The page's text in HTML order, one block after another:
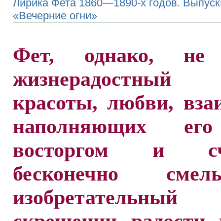
Лирика Фета 1860—1890-х годов.
«Вечерние огни»
Фет, однако, не
красоты, любви,
наполняющих
восторгом и
бесконечно